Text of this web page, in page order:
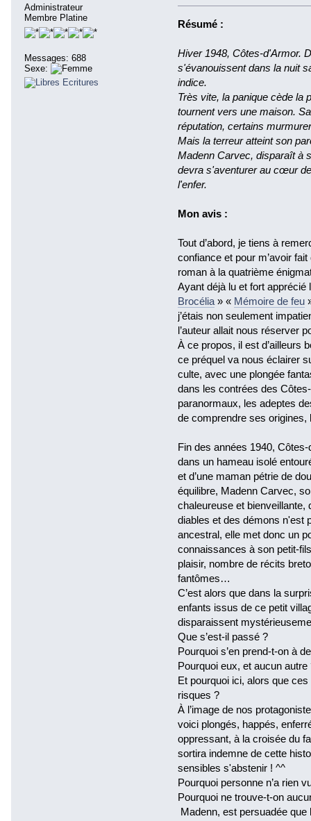
Administrateur
Membre Platine
Messages: 688
Sexe:
Résumé :
Hiver 1948, Côtes-d'Armor.
s'évanouissent dans la nuit
indice.
Très vite, la panique cède la
tournent vers une maison.
réputation, certains
Mais la terreur atteint son
Madenn Carvec, disparaît à
devra s'aventurer au cœur
l'enfer.
Mon avis :
Tout d’abord, je tiens à
confiance et pour m’avoir
roman à la quatrième
Ayant déjà lu et fort
Brocélia » « Mémoire de feu
j’étais non seulement
l’auteur allait nous réserver
À ce propos, il est d’ailleurs
ce préquel va nous éclairer
culte, avec une plongée
dans les contrées des
paranormaux, les adeptes
de comprendre ses
Fin des années 1940,
dans un hameau isolé
et d’une maman pétrie de
équilibre, Madenn Carvec,
chaleureuse et
diables et des démons n'est
ancestral, elle met donc un
connaissances à son petit-
plaisir, nombre de récits
fantômes…
C’est alors que dans la
enfants issus de ce petit
disparaissent
Que s’est-il passé ?
Pourquoi s’en prend-t-on à
Pourquoi eux, et aucun autre
Et pourquoi ici, alors que
risques ?
À l’image de nos
voici plongés, happés,
oppressant, à la croisée du
sortira indemne de cette
sensibles s'abstenir ! ^^
Pourquoi personne n’a rien
Pourquoi ne trouve-t-on
Madenn, est persuadée que